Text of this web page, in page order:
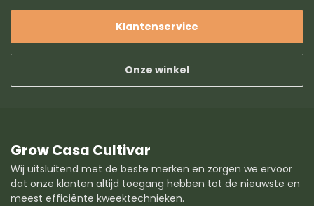
Klantenservice
Onze winkel
Grow Casa Cultivar
Wij uitsluitend met de beste merken en zorgen we ervoor
dat onze klanten altijd toegang hebben tot de nieuwste en
meest efficiënte kweektechnieken.